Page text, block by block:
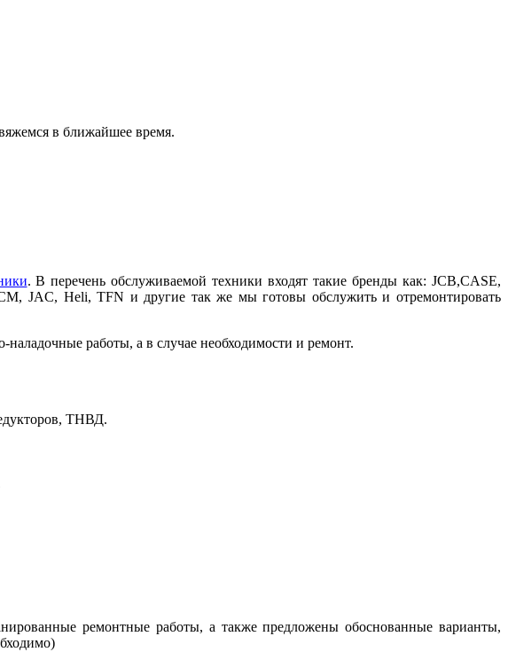
в ближайшее время.
. В перечень обслуживаемой техники входят такие бренды как: JCB,CASE,
Heli, TFN и другие так же мы готовы обслужить и отремонтировать
работы, а в случае необходимости и ремонт.
ТНВД.
ремонтные работы, а также предложены обоснованные варианты,